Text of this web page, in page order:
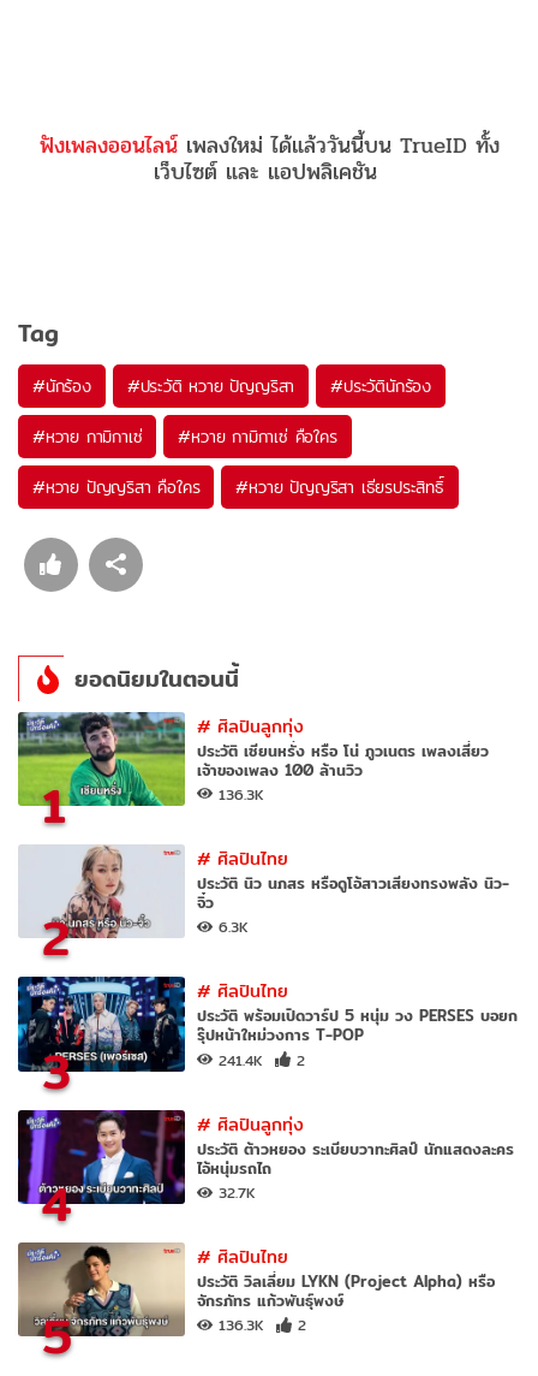
ฟังเพลงออนไลน์เพลงใหม่ ได้แล้ววันนี้บน TrueID ทั้ง
เว็บไซต์ และ แอปพลิเคชัน
Tag
#นักร้อง #ประวัติ หวาย ปัญญริสา #ประวัตินักร้อง
#หวาย กามิกาเซ่ #หวาย กามิกาเซ่ คือใคร
#หวาย ปัญญริสา คือใคร #หวาย ปัญญริสา เธียรประสิทธิ์
ยอดนิยมในตอนนี้
1
#ศิลปินลูกทุ่ง
ประวัติ เซียนหรั่ง หรือ โน่ ภูวเนตร เพลงเสี่ยว
เจ้าของเพลง 100 ล้านวิว
136.3K
2
#ศิลปินไทย
ประวัติ นิว นภสร หรือดูโอ้สาวเสียงทรงพลัง นิว-
จิ๋ว
6.3K
3
#ศิลปินไทย
ประวัติ พร้อมเปิดวาร์ป 5 หนุ่ม วง PERSES บอยก
รุ๊ปหน้าใหม่วงการ T-POP
241.4K 2
4
#ศิลปินลูกทุ่ง
ประวัติ ต้าวหยอง ระเบียบวาทะศิลป์ นักแสดงละคร
ไอ้หนุ่มรถไถ
32.7K
5
#ศิลปินไทย
ประวัติ วิลเลี่ยม LYKN (Project Alpha) หรือ
จักรภัทร แก้วพันธุ์พงษ์
136.3K 2